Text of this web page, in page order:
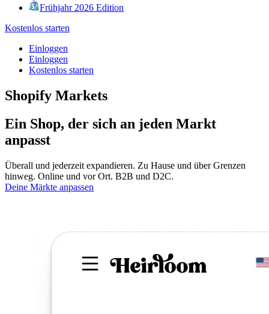
Frühjahr 2026 Edition
Kostenlos starten
Einloggen
Einloggen
Kostenlos starten
Shopify Markets
Ein Shop, der sich an jeden Markt
anpasst
Überall und jederzeit expandieren. Zu Hause und über Grenzen
hinweg. Online und vor Ort. B2B und D2C.
Deine Märkte anpassen